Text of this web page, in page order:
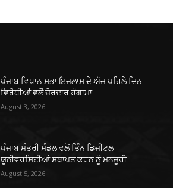
ਪੰਜਾਬ ਵਿਧਾਨ ਸਭਾ ਇਜਲਾਸ ਦੇ ਅੱਜ ਪਹਿਲੇ ਦਿਨ
ਵਿਰੋਧੀਆਂ ਵਲੋਂ ਜ਼ੋਰਦਾਰ ਹੰਗਾਮਾ
August 3, 2026
ਪੰਜਾਬ ਮੰਤਰੀ ਮੰਡਲ ਵਲੋਂ ਤਿੰਨ ਡਿਜੀਟਲ
ਯੂਨੀਵਰਸਿਟੀਆਂ ਸਥਾਪਤ ਕਰਨ ਨੂੰ ਮਨਜੂਰੀ
August 5, 2026